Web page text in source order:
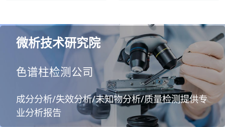
微析技术研究院
色谱柱检测公司
成分分析/失效分析/未知物分析/质量检测提供专
业分析报告